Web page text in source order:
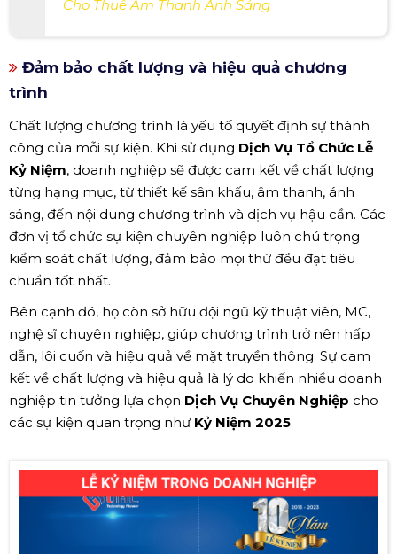
Cho Thuê Âm Thanh Ánh Sáng
Đảm bảo chất lượng và hiệu quả chương
trình
Chất lượng chương trình là yếu tố quyết định sự thành
công của mỗi sự kiện. Khi sử dụng Dịch Vụ Tổ Chức Lễ
Kỷ Niệm, doanh nghiệp sẽ được cam kết về chất lượng
từng hạng mục, từ thiết kế sân khấu, âm thanh, ánh
sáng, đến nội dung chương trình và dịch vụ hậu cần. Các
đơn vị tổ chức sự kiện chuyên nghiệp luôn chú trọng
kiểm soát chất lượng, đảm bảo mọi thứ đều đạt tiêu
chuẩn tốt nhất.
Bên cạnh đó, họ còn sở hữu đội ngũ kỹ thuật viên, MC,
nghệ sĩ chuyên nghiệp, giúp chương trình trở nên hấp
dẫn, lôi cuốn và hiệu quả về mặt truyền thông. Sự cam
kết về chất lượng và hiệu quả là lý do khiến nhiều doanh
nghiệp tin tưởng lựa chọn Dịch Vụ Chuyên Nghiệp cho
các sự kiện quan trọng như Kỷ Niệm 2025.